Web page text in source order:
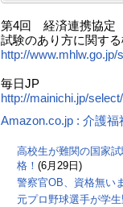
第4回 経済連携協定
試験のあり方に関す
http://www.mhlw.go.jp/
毎日JP
http://mainichi.jp/
Amazon.co.jp : 介護
高校生が難関の国家
格！ (6月29日)
警察官OB、資格無い
元プロ野球選手が学